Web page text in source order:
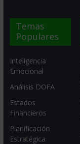
Temas
Populares
Inteligencia
Emocional
Análisis DOFA
Estados
Financieros
Planificación
Estratégica